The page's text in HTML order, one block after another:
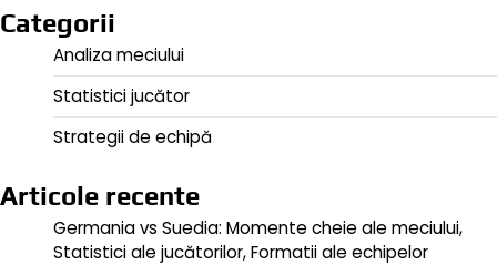
Categorii
Analiza meciului
Statistici jucător
Strategii de echipă
Articole recente
Germania vs Suedia: Momente cheie ale meciului,
Statistici ale jucătorilor, Formatii ale echipelor